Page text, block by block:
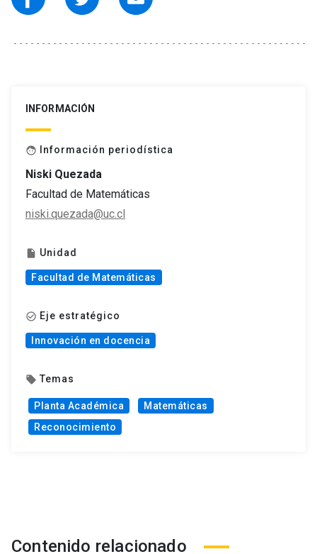
INFORMACIÓN
face Información periodística
Niski Quezada
Facultad de Matemáticas
niski.quezada@uc.cl
insert_drive_file Unidad
Facultad de Matemáticas
check_circle_outline Eje estratégico
Innovación en docencia
local_offer Temas
Planta Académica
Matemáticas
Reconocimiento
Contenido relacionado